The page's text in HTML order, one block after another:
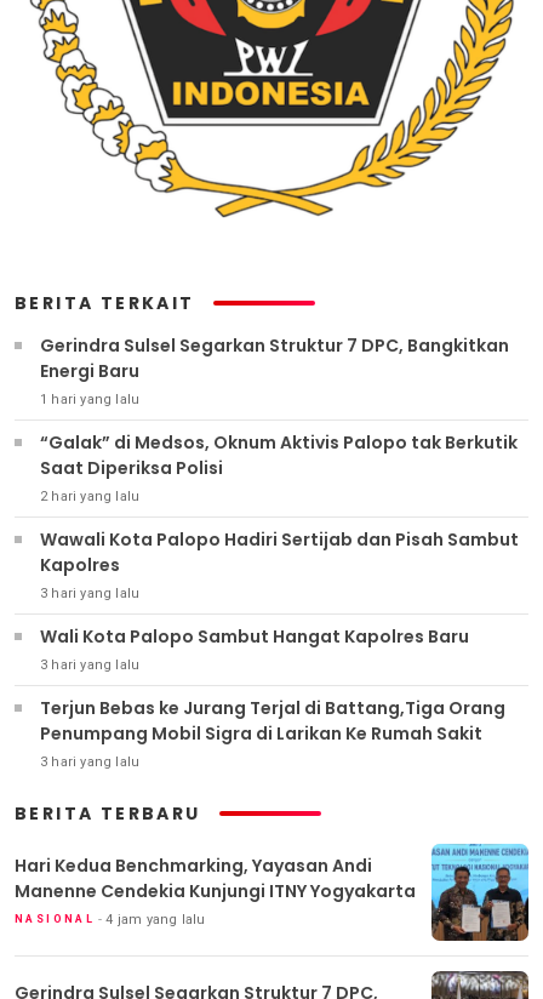
BERITA TERKAIT
Gerindra Sulsel Segarkan Struktur 7 DPC, Bangkitkan
Energi Baru
1 hari yang lalu
“Galak” di Medsos, Oknum Aktivis Palopo tak Berkutik
Saat Diperiksa Polisi
2 hari yang lalu
Wawali Kota Palopo Hadiri Sertijab dan Pisah Sambut
Kapolres
3 hari yang lalu
Wali Kota Palopo Sambut Hangat Kapolres Baru
3 hari yang lalu
Terjun Bebas ke Jurang Terjal di Battang,Tiga Orang
Penumpang Mobil Sigra di Larikan Ke Rumah Sakit
3 hari yang lalu
BERITA TERBARU
Hari Kedua Benchmarking, Yayasan Andi
Manenne Cendekia Kunjungi ITNY Yogyakarta
NASIONAL 4 jam yang lalu
Gerindra Sulsel Segarkan Struktur 7 DPC,